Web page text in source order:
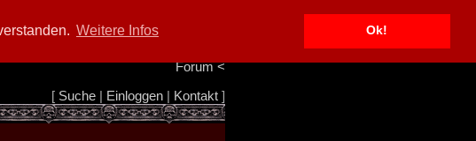
Weitere Infos Ok!
Info/Impressum
Forum<
[ Suche| Einloggen| Kontakt]